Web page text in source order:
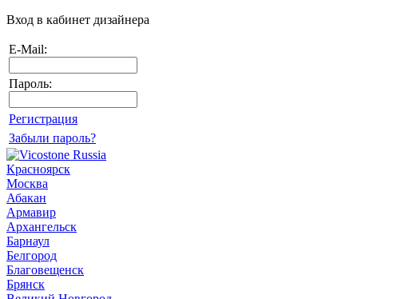
Вход в кабинет дизайнера
E-Mail:
Пароль:
Регистрация
Забыли пароль?
Красноярск
Москва
Абакан
Армавир
Архангельск
Барнаул
Белгород
Благовещенск
Брянск